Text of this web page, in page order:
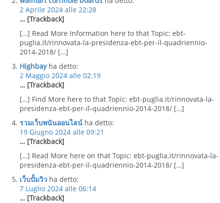
2 Aprile 2024 alle 22:28
… [Trackback]
[…] Read More Information here to that Topic: ebt-
puglia.it/rinnovata-la-presidenza-ebt-per-il-quadriennio-
2014-2018/ […]
Highbay ha detto:
2 Maggio 2024 alle 02:19
… [Trackback]
[…] Find More here to that Topic: ebt-puglia.it/rinnovata-la-
presidenza-ebt-per-il-quadriennio-2014-2018/ […]
รวมเว็บพนันออนไลน์ ha detto:
19 Giugno 2024 alle 09:21
… [Trackback]
[…] Read More here on that Topic: ebt-puglia.it/rinnovata-la-
presidenza-ebt-per-il-quadriennio-2014-2018/ […]
เว็บปั้มวิว ha detto:
7 Luglio 2024 alle 06:14
… [Trackback]